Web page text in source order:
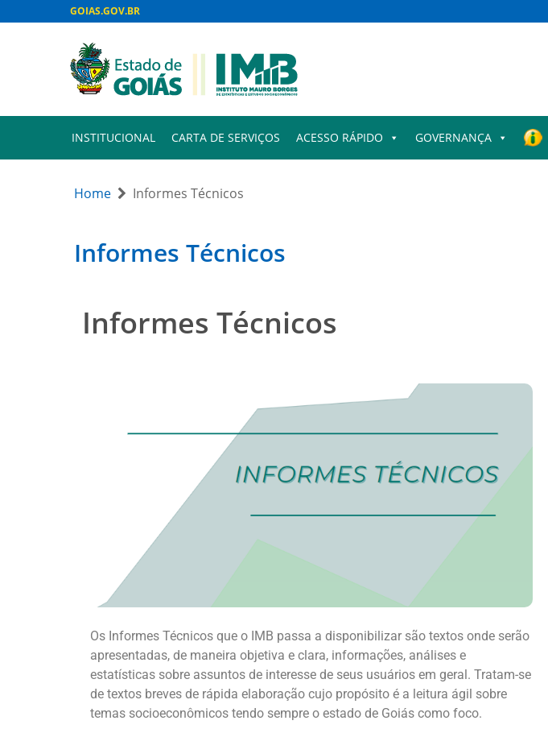
GOIAS.GOV.BR
INSTITUCIONAL CARTA DE SERVIÇOS ACESSO RÁPIDO GOVERNANÇA
Home Informes Técnicos
Informes Técnicos
Informes Técnicos
Os Informes Técnicos que o IMB passa a disponibilizar são textos onde serão
apresentadas, de maneira objetiva e clara, informações, análises e
estatísticas sobre assuntos de interesse de seus usuários em geral. Tratam-se
de textos breves de rápida elaboração cujo propósito é a leitura ágil sobre
temas socioeconômicos tendo sempre o estado de Goiás como foco.